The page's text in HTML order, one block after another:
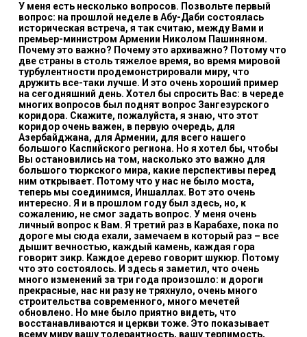
У меня есть несколько вопросов. Позвольте первый
вопрос: на прошлой неделе в Абу-Даби состоялась
историческая встреча, я так считаю, между Вами и
премьер-министром Армении Николом Пашиняном.
Почему это важно? Почему это архиважно? Потому что
две страны в столь тяжелое время, во время мировой
турбулентности продемонстрировали миру, что
дружить все-таки лучше. И это очень хороший пример
на сегодняшний день. Хотел бы спросить Вас: в череде
многих вопросов был поднят вопрос Зангезурского
коридора. Скажите, пожалуйста, я знаю, что этот
коридор очень важен, в первую очередь, для
Азербайджана, для Армении, для всего нашего
большого Каспийского региона. Но я хотел бы, чтобы
Вы остановились на том, насколько это важно для
большого тюркского мира, какие перспективы перед
ним открывает. Потому что у нас не было моста,
теперь мы соединимся, Иншаллах. Вот это очень
интересно. Я и в прошлом году был здесь, но, к
сожалению, не смог задать вопрос. У меня очень
личный вопрос к Вам. Я третий раз в Карабахе, пока по
дороге мы сюда ехали, замечаем в который раз – все
дышит вечностью, каждый камень, каждая гора
говорит зикр. Каждое дерево говорит шукюр. Потому
что это состоялось. И здесь я заметил, что очень
много изменений за три года произошло: и дороги
прекрасные, нас ни разу не тряхнуло, очень много
строительства современного, много мечетей
обновлено. Но мне было приятно видеть, что
восстанавливаются и церкви тоже. Это показывает
всему миру вашу толерантность, вашу терпимость,